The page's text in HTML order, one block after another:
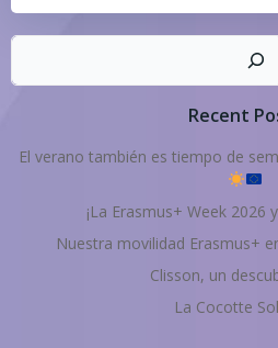
las
entradasRecent
El verano también es tiempo de
¡La Erasmus+ Week 2026
Nuestra movilidad Erasmus+
Clisson, un
La Cocotte